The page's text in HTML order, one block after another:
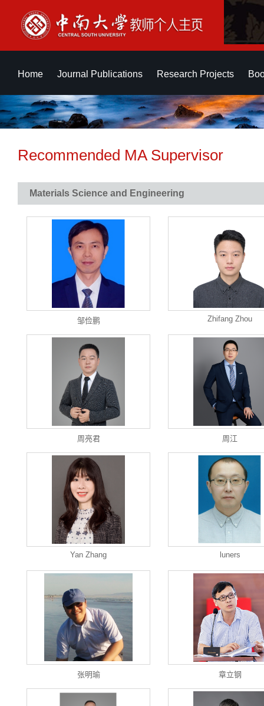
Home Journal Publications Research Projects
Recommended MA Supervisor
Materials Science and Engineering
邹俭鹏 Zhifang Zhou
周亮君 周江
Yan Zhang luners
张明瑜 章立钢